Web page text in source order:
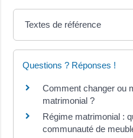
Textes de référence
Questions ? Réponses !
Comment changer ou
matrimonial ?
Régime matrimonial :
communauté de